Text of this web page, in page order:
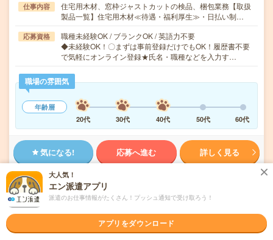
仕事内容
住宅用木材、窓枠ジャストカットの検品、梱包業務【取扱
製品一覧】住宅用木材≪待遇・福利厚生≫・日払い制…
応募資格
職種未経験OK / ブランクOK / 英語力不要
◆未経験OK！〇まずは事前登録だけでもOK！履歴書不要
で気軽にオンライン登録★氏名・職種などを入力す…
職場の雰囲気
年齢層
20代
30代 40代 50代 60代
気になる! 応募へ進む 詳しく見る
派遣会社
未読 掲載日
大人気！
エン派遣アプリ
派遣のお仕事情報がたくさん！プッシュ通知で受け取ろう！
アプリをダウンロード